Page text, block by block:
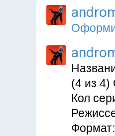
(4 из 4)
Кол